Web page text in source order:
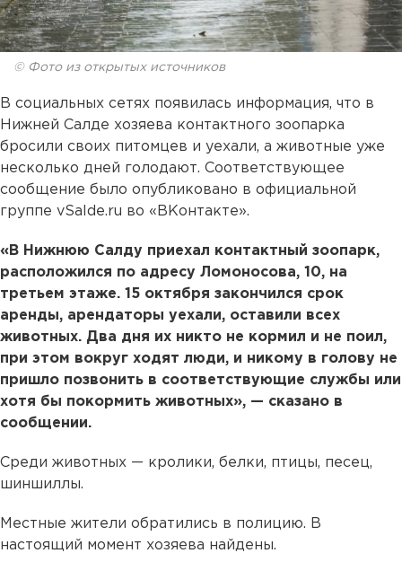
© Фото из открытых источников
В социальных сетях появилась информация, что в
Нижней Салде хозяева контактного зоопарка
бросили своих питомцев и уехали, а животные уже
несколько дней голодают. Соответствующее
сообщение было опубликовано в официальной
группе vSalde.ru во «ВКонтакте».
«В Нижнюю Салду приехал контактный зоопарк,
расположился по адресу Ломоносова, 10, на
третьем этаже. 15 октября закончился срок
аренды, арендаторы уехали, оставили всех
животных. Два дня их никто не кормил и не поил,
при этом вокруг ходят люди, и никому в голову не
пришло позвонить в соответствующие службы или
хотя бы покормить животных», — сказано в
сообщении.
Среди животных — кролики, белки, птицы, песец,
шиншиллы.
Местные жители обратились в полицию. В
настоящий момент хозяева найдены.